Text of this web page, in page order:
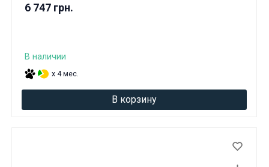
6 747 грн.
В наличии
x 4 мес.
В корзину